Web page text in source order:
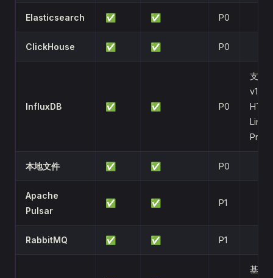
Elasticsearch ✅ ✅ P0
ClickHouse ✅ ✅ P0
InfluxDB ✅ ✅ P0
支持
v1/v2
Line
本地文件 ✅ ✅ P0
Apache
Pulsar
✅ ✅ P1
RabbitMQ ✅ ✅ P1
基于